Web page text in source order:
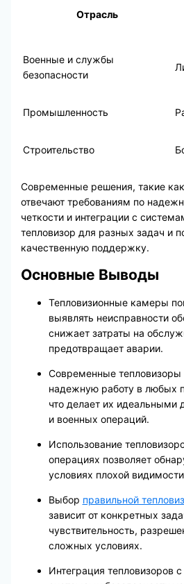
Отрасль
Военные и службы
безопасности
Промышленность
Строительство
Современные решения, такие как
отвечают требованиям по
четкости и интеграции с
тепловизор для разных задач и
качественную поддержку.
Основные Выводы
Тепловизионные камеры
выявлять неисправности
снижает затраты на
предотвращает аварии.
Современные тепловизоры
надежную работу в любых
что делает их идеальными
и военных операций.
Использование
операциях позволяет
условиях плохой
Выбор правильной
зависит от конкретных
чувствительность,
сложных условиях.
Интеграция тепловизоров